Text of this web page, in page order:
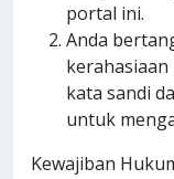
portal ini.
Anda
kata sandi
untuk
Kewajiban